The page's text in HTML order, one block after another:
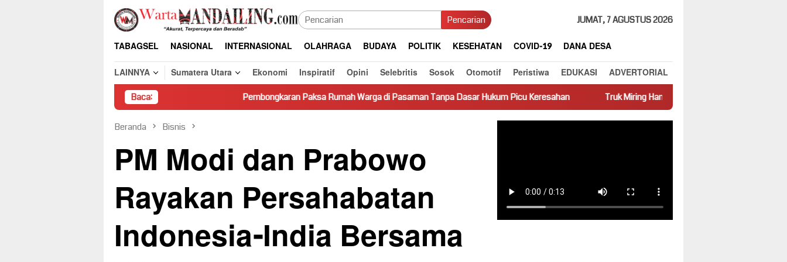
Loncat
konten
Pencarian JUMAT, 7 AGUSTUS 2026
TABAGSEL NASIONAL INTERNASIONAL OLAHRAGA BUDAYA POLITIK KESEHATAN COVID-19
DANA DESA
LAINNYA
Sumatera Utara Ekonomi Inspiratif Opini Selebritis Sosok Otomotif Peristiwa EDUKASI ADVERTORIAL
Baca: Pembongkaran Paksa Rumah Warga di Pasaman Tanpa Dasar Hukum Picu Keresahan Truk Miring Hambat Arus Lalu Lintas di Jalan Panti–Simpang Empat
Beranda Bisnis
PM Modi dan Prabowo
Rayakan Persahabatan
Indonesia-India Bersama